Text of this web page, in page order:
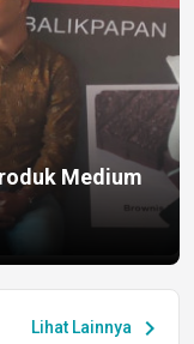
Medium
Lihat Lainnya chevron_right